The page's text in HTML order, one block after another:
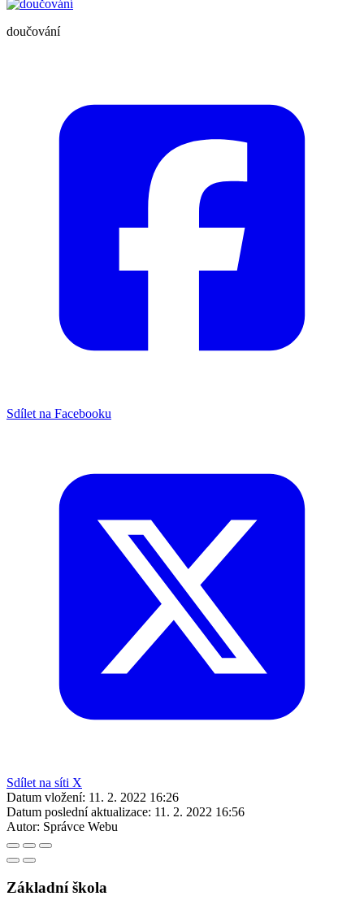
doučování
Sdílet na Facebooku
Sdílet na síti X
Datum vložení: 11. 2. 2022 16:26
Datum poslední aktualizace: 11. 2. 2022 16:56
Autor: Správce Webu
Základní škola